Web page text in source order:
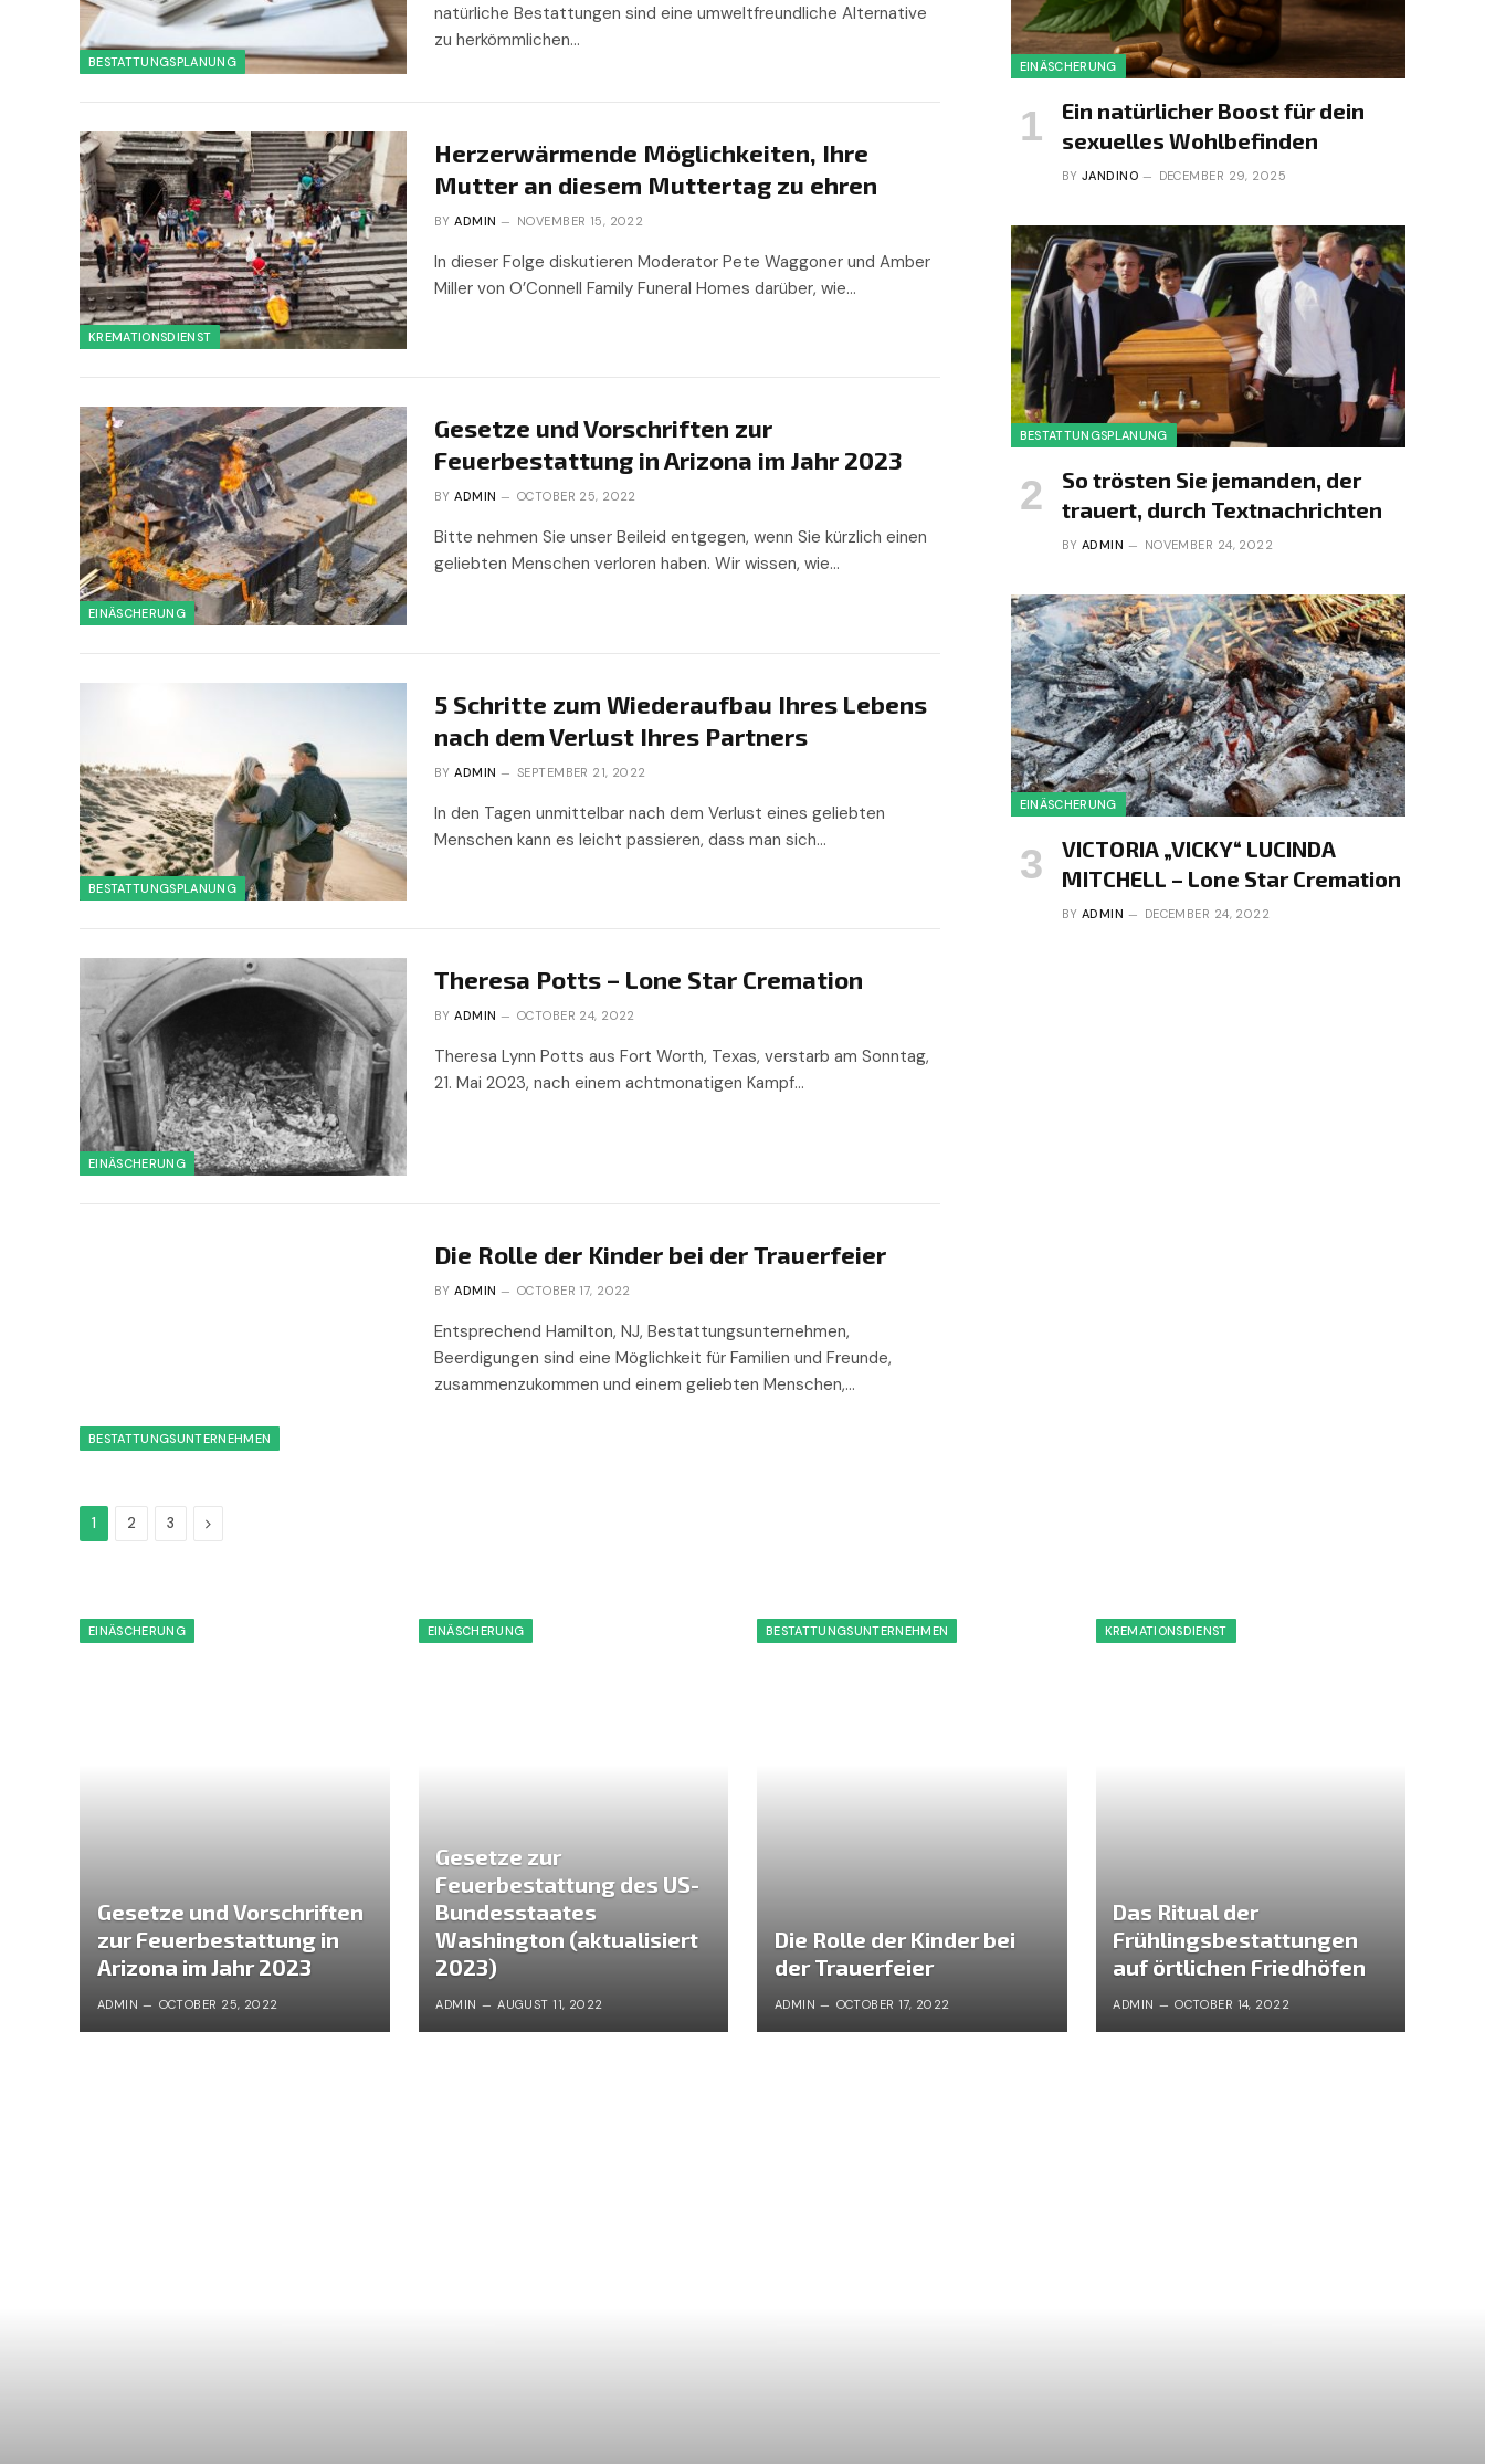
BESTATTUNGSPLANUNG
natürliche Bestattungen sind eine umweltfreundliche Alternative
zu herkömmlichen…
KREMATIONSDIENST
Herzerwärmende Möglichkeiten, Ihre
Mutter an diesem Muttertag zu ehren
BY ADMIN NOVEMBER 15, 2022
In dieser Folge diskutieren Moderator Pete Waggoner und Amber
Miller von O’Connell Family Funeral Homes darüber, wie…
EINÄSCHERUNG
Gesetze und Vorschriften zur
Feuerbestattung in Arizona im Jahr 2023
BY ADMIN OCTOBER 25, 2022
Bitte nehmen Sie unser Beileid entgegen, wenn Sie kürzlich einen
geliebten Menschen verloren haben. Wir wissen, wie…
BESTATTUNGSPLANUNG
5 Schritte zum Wiederaufbau Ihres Lebens
nach dem Verlust Ihres Partners
BY ADMIN SEPTEMBER 21, 2022
In den Tagen unmittelbar nach dem Verlust eines geliebten
Menschen kann es leicht passieren, dass man sich…
EINÄSCHERUNG
Theresa Potts – Lone Star Cremation
BY ADMIN OCTOBER 24, 2022
Theresa Lynn Potts aus Fort Worth, Texas, verstarb am Sonntag,
21. Mai 2023, nach einem achtmonatigen Kampf…
BESTATTUNGSUNTERNEHMEN
Die Rolle der Kinder bei der Trauerfeier
BY ADMIN OCTOBER 17, 2022
Entsprechend Hamilton, NJ, Bestattungsunternehmen,
Beerdigungen sind eine Möglichkeit für Familien und Freunde,
zusammenzukommen und einem geliebten Menschen,…
1 2 3 Next
EINÄSCHERUNG
Ein natürlicher Boost für dein
sexuelles Wohlbefinden
BY JANDINO DECEMBER 29, 2025
BESTATTUNGSPLANUNG
So trösten Sie jemanden, der
trauert, durch Textnachrichten
BY ADMIN NOVEMBER 24, 2022
EINÄSCHERUNG
VICTORIA „VICKY“ LUCINDA
MITCHELL – Lone Star Cremation
BY ADMIN DECEMBER 24, 2022
EINÄSCHERUNG
Gesetze und Vorschriften
zur Feuerbestattung in
Arizona im Jahr 2023
ADMIN OCTOBER 25, 2022
EINÄSCHERUNG
Gesetze zur
Feuerbestattung des US-
Bundesstaates
Washington (aktualisiert
2023)
ADMIN AUGUST 11, 2022
BESTATTUNGSUNTERNEHMEN
Die Rolle der Kinder bei
der Trauerfeier
ADMIN OCTOBER 17, 2022
KREMATIONSDIENST
Das Ritual der
Frühlingsbestattungen
auf örtlichen Friedhöfen
ADMIN OCTOBER 14, 2022